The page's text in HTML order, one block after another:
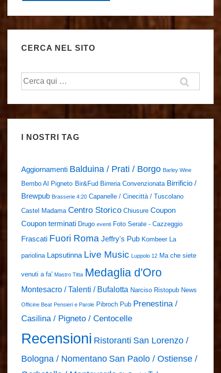
CERCA NEL SITO
Cerca:
I NOSTRI TAG
Aggiornamenti Balduina / Prati / Borgo Barley Wine
Bembo Al Pigneto Bir&Fud Birreria Convenzionata Birrificio /
Brewpub Brasserie 4:20 Capanelle / Cinecittà / Tuscolano
Castel Madama Centro Storico Chiusure Coupon
Coupon terminati Drugo eventi Foto Serate - Cazzeggio
Frascati Fuori Roma Jeffry's Pub Kombeer La
pariolina Lapsutinna Live Music Luppolo 12 Ma che siete
venuti a fa' Mastro Titta Medaglia d'Oro
Montesacro / Talenti / Bufalotta Narciso Ristopub News
Officine Beat Pensieri e Parole Pibroch Pub Prenestina /
Casilina / Pigneto / Centocelle
Recensioni Ristoranti San Lorenzo /
Bologna / Nomentano San Paolo / Ostiense /